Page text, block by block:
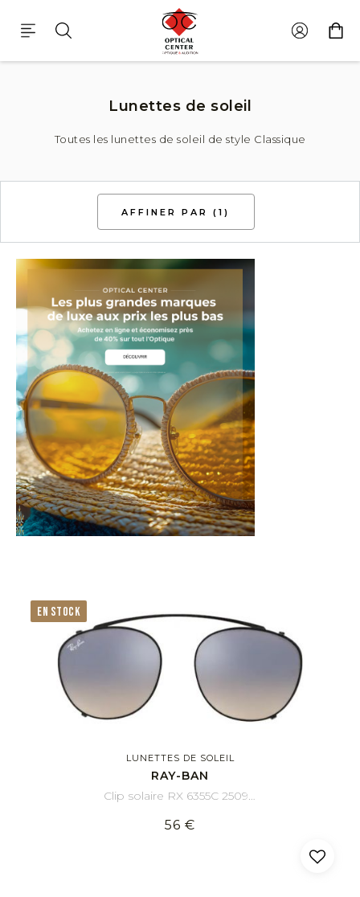
Lunettes De Soleil De Style Classique
Lunettes de soleil
Toutes les lunettes de soleil de style Classique
AFFINER PAR(1)
EN STOCK
LUNETTES DE SOLEIL
RAY-BAN
Clip solaire RX 6355C 2509B8 Clip-On 50/20
56 €